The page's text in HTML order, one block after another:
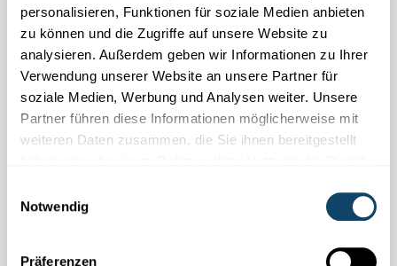
personalisieren, Funktionen für soziale Medien anbieten
zu können und die Zugriffe auf unsere Website zu
analysieren. Außerdem geben wir Informationen zu Ihrer
Verwendung unserer Website an unsere Partner für
soziale Medien, Werbung und Analysen weiter. Unsere
Partner führen diese Informationen möglicherweise mit
weiteren Daten zusammen, die Sie ihnen bereitgestellt
Notwendig
Präferenzen
Mit einem Blattmodell Auswirkungen des